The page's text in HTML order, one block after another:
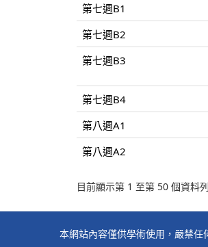
第七週B1
第七週B2
第七週B3
第七週B4
第八週A1
第八週A2
目前顯示第 1 至第 50 個資料
本網站內容僅供學術使用，嚴禁任